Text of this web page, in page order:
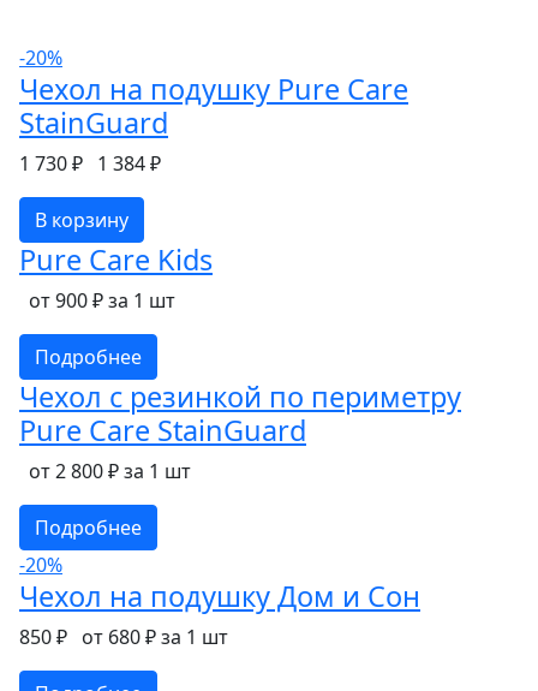
-20%
Чехол на подушку Pure Care
StainGuard
1 730 ₽ 1 384 ₽
В корзину
Pure Care Kids
от 900 ₽ за 1 шт
Подробнее
Чехол с резинкой по периметру
Pure Care StainGuard
от 2 800 ₽ за 1 шт
Подробнее
-20%
Чехол на подушку Дом и Сон
850 ₽ от 680 ₽ за 1 шт